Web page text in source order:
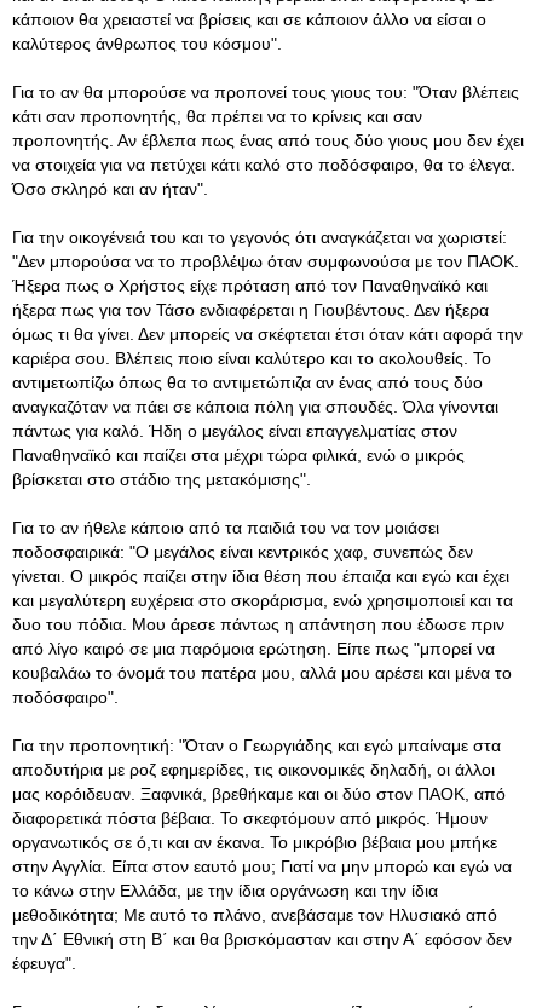
κάποιον θα χρειαστεί να βρίσεις και σε κάποιον άλλο να είσαι ο
καλύτερος άνθρωπος του κόσμου".
Για το αν θα μπορούσε να προπονεί τους γιους του: "Όταν βλέπεις
κάτι σαν προπονητής, θα πρέπει να το κρίνεις και σαν
προπονητής. Αν έβλεπα πως ένας από τους δύο γιους μου δεν έχει
να στοιχεία για να πετύχει κάτι καλό στο ποδόσφαιρο, θα το έλεγα.
Όσο σκληρό και αν ήταν".
Για την οικογένειά του και το γεγονός ότι αναγκάζεται να χωριστεί:
"Δεν μπορούσα να το προβλέψω όταν συμφωνούσα με τον ΠΑΟΚ.
Ήξερα πως ο Χρήστος είχε πρόταση από τον Παναθηναϊκό και
ήξερα πως για τον Τάσο ενδιαφέρεται η Γιουβέντους. Δεν ήξερα
όμως τι θα γίνει. Δεν μπορείς να σκέφτεται έτσι όταν κάτι αφορά την
καριέρα σου. Βλέπεις ποιο είναι καλύτερο και το ακολουθείς. Το
αντιμετωπίζω όπως θα το αντιμετώπιζα αν ένας από τους δύο
αναγκαζόταν να πάει σε κάποια πόλη για σπουδές. Όλα γίνονται
πάντως για καλό. Ήδη ο μεγάλος είναι επαγγελματίας στον
Παναθηναϊκό και παίζει στα μέχρι τώρα φιλικά, ενώ ο μικρός
βρίσκεται στο στάδιο της μετακόμισης".
Για το αν ήθελε κάποιο από τα παιδιά του να τον μοιάσει
ποδοσφαιρικά: "Ο μεγάλος είναι κεντρικός χαφ, συνεπώς δεν
γίνεται. Ο μικρός παίζει στην ίδια θέση που έπαιζα και εγώ και έχει
και μεγαλύτερη ευχέρεια στο σκοράρισμα, ενώ χρησιμοποιεί και τα
δυο του πόδια. Μου άρεσε πάντως η απάντηση που έδωσε πριν
από λίγο καιρό σε μια παρόμοια ερώτηση. Είπε πως "μπορεί να
κουβαλάω το όνομά του πατέρα μου, αλλά μου αρέσει και μένα το
ποδόσφαιρο".
Για την προπονητική: "Όταν ο Γεωργιάδης και εγώ μπαίναμε στα
αποδυτήρια με ροζ εφημερίδες, τις οικονομικές δηλαδή, οι άλλοι
μας κορόιδευαν. Ξαφνικά, βρεθήκαμε και οι δύο στον ΠΑΟΚ, από
διαφορετικά πόστα βέβαια. Το σκεφτόμουν από μικρός. Ήμουν
οργανωτικός σε ό,τι και αν έκανα. Το μικρόβιο βέβαια μου μπήκε
στην Αγγλία. Είπα στον εαυτό μου; Γιατί να μην μπορώ και εγώ να
το κάνω στην Ελλάδα, με την ίδια οργάνωση και την ίδια
μεθοδικότητα; Με αυτό το πλάνο, ανεβάσαμε τον Ηλυσιακό από
την Δ΄ Εθνική στη Β΄ και θα βρισκόμασταν και στην Α΄ εφόσον δεν
έφευγα".